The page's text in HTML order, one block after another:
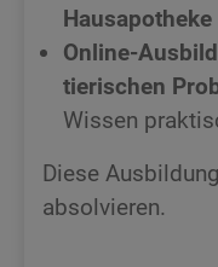
Hausapotheke
Online-
tierischen
Wissen
Diese
absolvieren.